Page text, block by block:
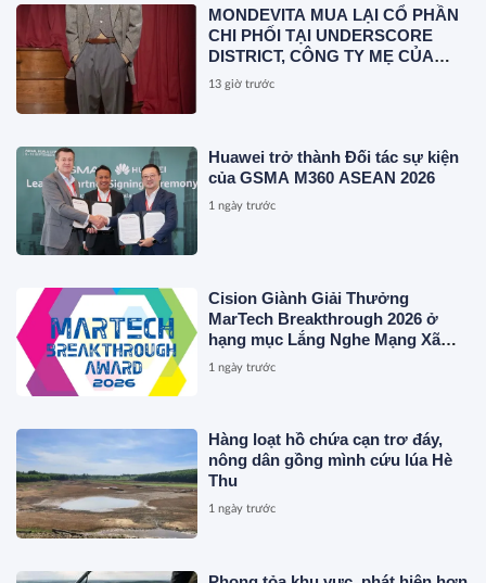
MONDEVITA MUA LẠI CỔ PHẦN
CHI PHỐI TẠI UNDERSCORE
DISTRICT, CÔNG TY MẸ CỦA
MAGLIANO, ĐÁNH DẤU BƯỚC
13 giờ trước
Huawei trở thành Đối tác sự kiện
của GSMA M360 ASEAN 2026
1 ngày trước
Cision Giành Giải Thưởng
MarTech Breakthrough 2026 ở
hạng mục Lắng Nghe Mạng Xã
Hội, Phân Phối Thông Cáo Báo
1 ngày trước
Hàng loạt hồ chứa cạn trơ đáy,
nông dân gồng mình cứu lúa Hè
Thu
1 ngày trước